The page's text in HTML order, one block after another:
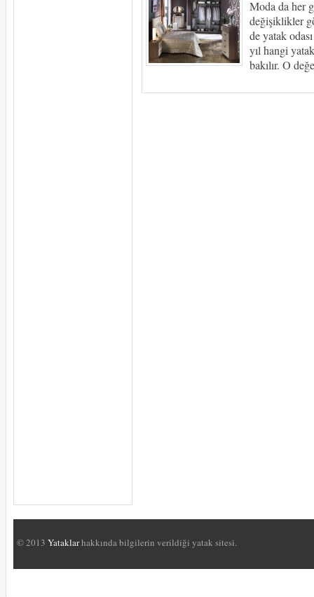
Moda da her
değişiklikler
de yatak
yıl hangi
bakılır. O
© 2013 Yataklarhakkında bilgilerin verildiği yatak sitesi.